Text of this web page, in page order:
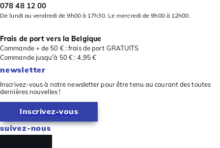
078 48 12 00
De lundi au vendredi de 9h00 à 17h30. Le mercredi de 9h00 à 12h00.
Frais de port vers la Belgique
Commande + de 50 € : frais de port GRATUITS
Commande jusqu'à 50 € : 4,95 €
newsletter
Inscrivez-vous à notre newsletter pour être tenu au courant des toutes
dernières nouvelles !
Inscrivez-vous
suivez-nous